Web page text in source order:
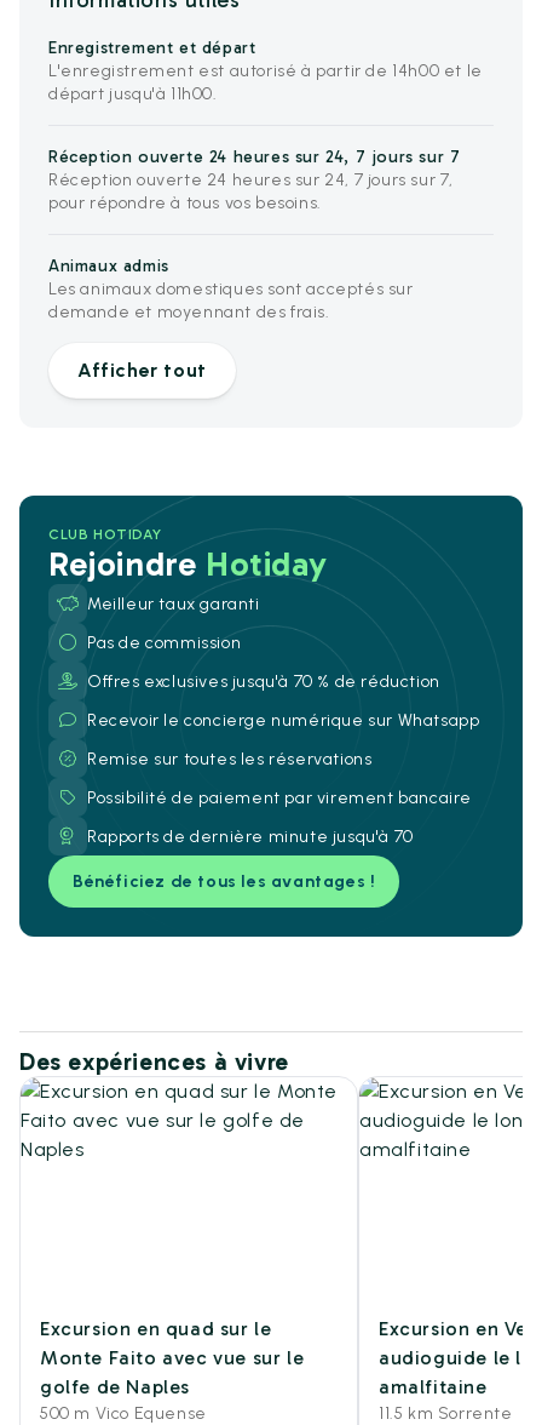
Enregistrement et départ
L'enregistrement est autorisé à partir de 14h00 et le
départ jusqu'à 11h00.
Réception ouverte 24 heures sur 24, 7 jours sur 7
Réception ouverte 24 heures sur 24, 7 jours sur 7,
pour répondre à tous vos besoins.
Animaux admis
Les animaux domestiques sont acceptés sur
demande et moyennant des frais.
Afficher tout
CLUB HOTIDAY
Rejoindre Hotiday
Meilleur taux garanti
Pas de commission
Offres exclusives jusqu'à 70 % de réduction
Recevoir le concierge numérique sur Whatsapp
Remise sur toutes les réservations
Possibilité de paiement par virement bancaire
Rapports de dernière minute jusqu'à 70
Bénéficiez de tous les avantages !
Des expériences à vivre
Excursion en quad sur le
Monte Faito avec vue sur le
golfe de Naples
500 m Vico Equense
Excursion en
audioguide le
amalfitaine
11.5 km Sorrente